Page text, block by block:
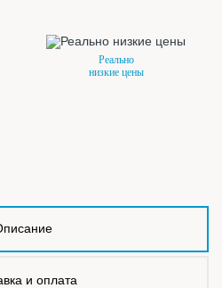
Реально
низкие цены
и оплата